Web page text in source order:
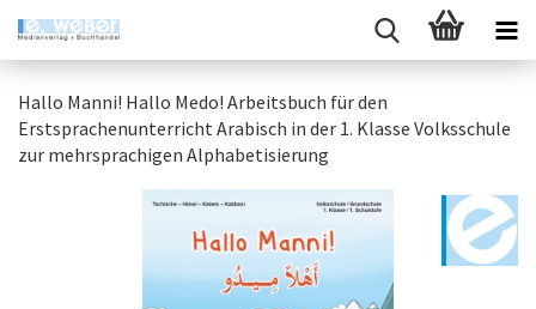
Hallo Manni! Hallo Medo! Arbeitsbuch für den
Erstsprachenunterricht Arabisch in der 1. Klasse Volksschule
zur mehrsprachigen Alphabetisierung